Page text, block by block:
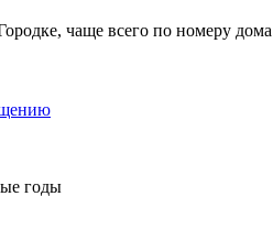
чаще всего по номеру дома
годы